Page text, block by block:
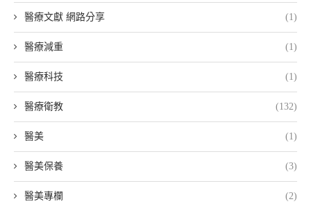
醫療文獻 網路分享 (1)
醫療減重 (1)
醫療科技 (1)
醫療衛教 (132)
醫美 (1)
醫美保養 (3)
醫美專欄 (2)